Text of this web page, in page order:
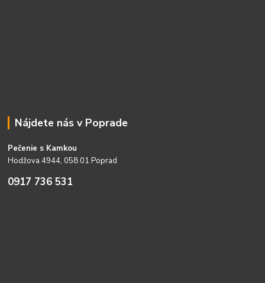
Nájdete nás v Poprade
Pečenie s Kamkou
Hodžova 4944, 058 01 Poprad
0917 736 531